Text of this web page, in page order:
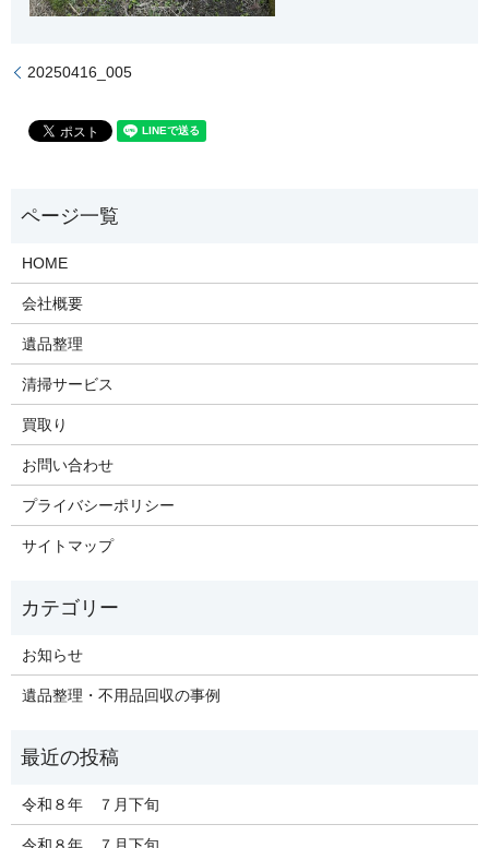
20250416_005
HOME
会社概要
遺品整理
清掃サービス
買取り
お問い合わせ
プライバシーポリシー
サイトマップ
お知らせ
遺品整理・不用品回収の事例
令和８年 ７月下旬
令和８年 ７月下旬